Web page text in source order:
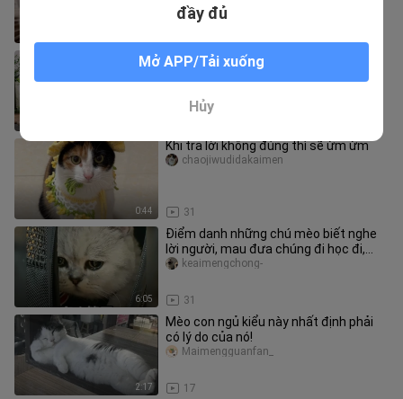
[Loài vật] Mèo vây quanh "Nhà của
0:44
Khi trả lời không đúng thì sẽ ừm ừm
31
chaojiwudidakaimen
6:05
Điểm danh những chú mèo biết nghe
lời người, mau đưa chúng đi học đi,
đừng để lỡ cơ hội nhé haha
31
keaimengchong-
2:17
Mèo con ngủ kiểu này nhất định phải
có lý do của nó!
17
Maimengguanfan_
đầy đủ
Mở APP/Tải xuống
Hủy